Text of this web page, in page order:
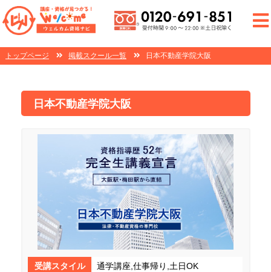
トップページ 掲載スクール一覧 日本不動産学院大阪
日本不動産学院大阪
受講スタイル 通学講座,仕事帰り,土日OK